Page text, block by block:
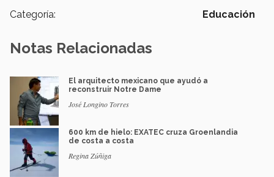
Categoría: Educación
Notas Relacionadas
El arquitecto mexicano que ayudó a
reconstruir Notre Dame
José Longino Torres
600 km de hielo: EXATEC cruza Groenlandia
de costa a costa
Regina Zúñiga